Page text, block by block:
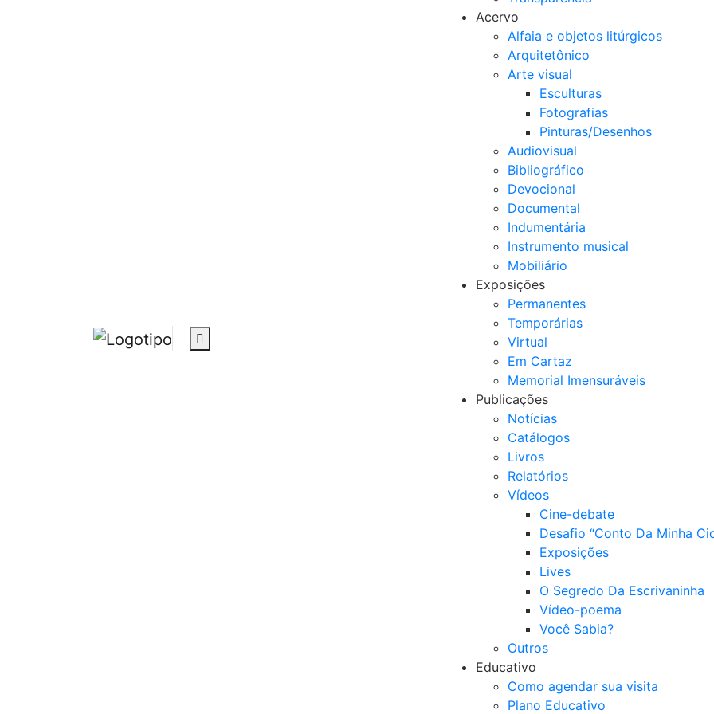
Acervo
Alfaia e objetos litúrgicos
Arquitetônico
Arte visual
Esculturas
Fotografias
Pinturas/Desenhos
Audiovisual
Bibliográfico
Devocional
Documental
Indumentária
Instrumento musical
Mobiliário
Exposições
Permanentes
Temporárias
Virtual
Em Cartaz
Memorial Imensuráveis
Publicações
Notícias
Catálogos
Livros
Relatórios
Vídeos
Cine-debate
Desafio “Conto Da Minha
Exposições
Lives
O Segredo Da Escrivaninha
Vídeo-poema
Você Sabia?
Outros
Educativo
Como agendar sua visita
Plano Educativo